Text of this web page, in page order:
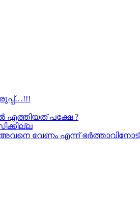
എത്തിയത് പക്ഷേ ?
| അവനെ വേണം എന്ന് ഭർത്താവിനോട്